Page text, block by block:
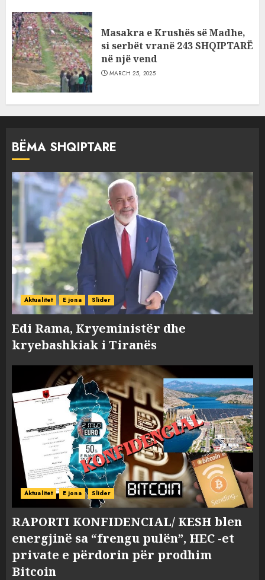
Masakra e Krushës së Madhe,
si serbët vranë 243 SHQIPTARË
në një vend
MARCH 25, 2025
BËMA SHQIPTARE
Aktualitet E jona Slider
Edi Rama, Kryeministër dhe
kryebashkiak i Tiranës
Aktualitet E jona Slider
RAPORTI KONFIDENCIAL/ KESH blen
energjinë sa “frengu pulën”, HEC -et
private e përdorin për prodhim
Bitcoin